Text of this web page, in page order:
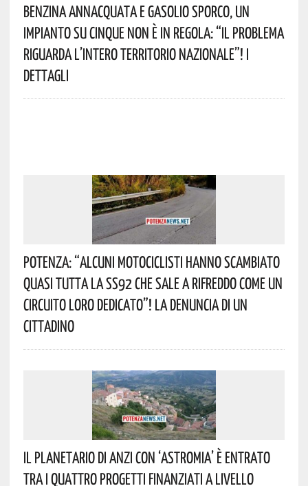
Benzina Annacquata E Gasolio Sporco, Un
Impianto Su Cinque Non È In Regola: “il Problema
Riguarda L’intero Territorio Nazionale”! I
Dettagli
Potenza: “alcuni Motociclisti Hanno Scambiato
Quasi Tutta La SS92 Che Sale A Rifreddo Come Un
Circuito Loro Dedicato”! La Denuncia Di Un
Cittadino
Il Planetario Di Anzi Con ‘Astromia’ È Entrato
Tra I Quattro Progetti Finanziati A Livello